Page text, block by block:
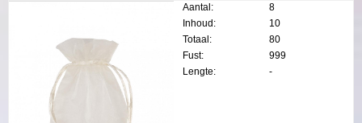
Aantal:
8
Inhoud:
10
Totaal:
80
Fust:
999
Lengte:
-